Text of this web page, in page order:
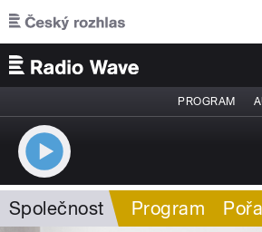
Přejít k hlavnímu obsahu
PROGRAM
Společnost Program